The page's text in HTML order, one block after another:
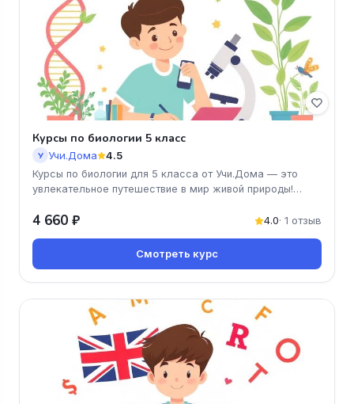
Курсы по биологии 5 класс
У Учи.Дома 4.5
Курсы по биологии для 5 класса от Учи.Дома — это
увлекательное путешествие в мир живой природы!
4 660 ₽ 4.0· 1 отзыв
Смотреть курс